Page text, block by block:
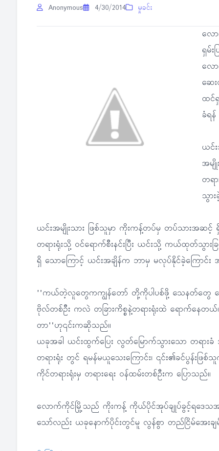
Anonymous 4/30/2014 မှုခင်း
လေ
ရှမ်
လေ
ဆေး
ထင်
ခံရ
ယင်
အမ
တရ
သွာ
ယင်းအမျိုးသား ဖြစ်သူမှာ ကိုးကန့်တပ်မှ တပ်သားအဆင့် ရှိသူ
တရားရုံးသို့ ဝင်ရောက်စီးနင်းပြီး ယင်းသို့ ကယ်ထုတ်သွားခ
ရှိ သောကြောင့် ယင်းအချိန်က ဘာမှ မလုပ်နိုင်ခဲ့ကြော
''ကယ်တဲ့လူတွေကကျွန်တော် တို့ကိုပါပစ်ဖို့ သေနတ်တွေ မေ
ဗိုလ်တစ်ဦး ကလဲ တခြားကိစ္စနဲ့တရားရုံးထဲ ရောက်နေ
တာ''ဟု၎င်းကဆိုသည်။
ယခုအခါ ယင်းထွက်ပြေး လွတ်မြောက်သွားသော တရားခံ
တရားရုံး တွင် ရမန်မယူသေးကြောင်း၊ ၎င်း၏ခင်ပွ
ကိုင်တရားရုံးမှ တရားရေး ဝန်ထမ်းတစ်ဦးက ပြောသည်။
လောက်ကိုင်မြို့သည် ကိုးကန့် ကိုယ်ပိုင်အုပ်ချုပ်ခွင့်ရဒေသအတွင်
သော်လည်း ယခုနောက်ပိုင်းတွင်မူ လွန်စွာ တည်ငြိမ်အေးခ